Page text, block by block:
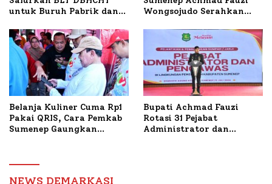
untuk Buruh Pabrik dan
Wongsojudo Serahkan
Dua Kecamatan
Belanja Kuliner Cuma Rp1
Pakai QRIS, Cara Pemkab
Sumenep Gaungkan
Bupati Achmad Fauzi
Rotasi 31 Pejabat
Administrator dan
NEWS DEMARKASI